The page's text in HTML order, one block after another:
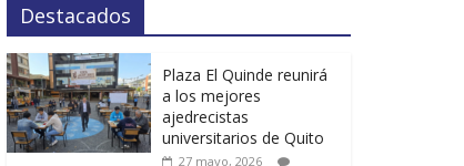
Destacados
Plaza El Quinde reunirá
a los mejores
ajedrecistas
universitarios de Quito
27 mayo, 2026